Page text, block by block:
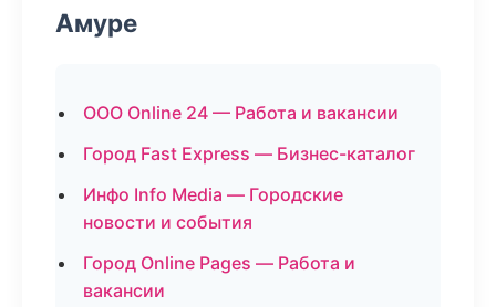
Амуре
ООО Online 24 — Работа и вакансии
Город Fast Express — Бизнес-каталог
Инфо Info Media — Городские
новости и события
Город Online Pages — Работа и
вакансии